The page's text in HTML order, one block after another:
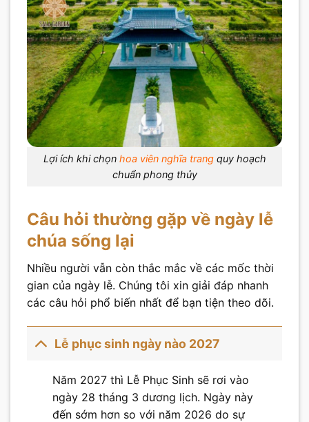
Lợi ích khi chọn hoa viên nghĩa trangquy hoạch
chuẩn phong thủy
Câu hỏi thường gặp về ngày lễ
chúa sống lại
Nhiều người vẫn còn thắc mắc về các mốc thời
gian của ngày lễ. Chúng tôi xin giải đáp nhanh
các câu hỏi phổ biến nhất để bạn tiện theo dõi.
Lễ phục sinh ngày nào 2027
Năm 2027 thì Lễ Phục Sinh sẽ rơi vào
ngày 28 tháng 3 dương lịch. Ngày này
đến sớm hơn so với năm 2026 do sự